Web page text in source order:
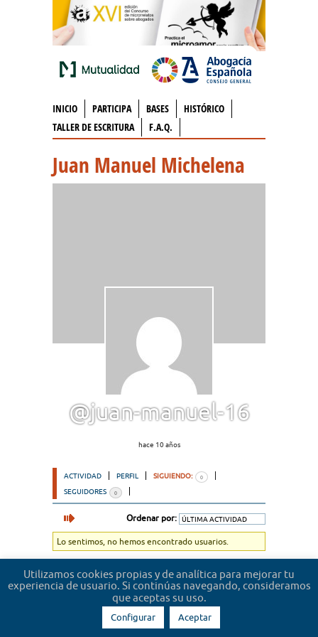
INICIO PARTICIPA BASES
HISTÓRICO
TALLER DE ESCRITURA
F.A.Q.
Juan Manuel Michelena
@juan-manuel-16
hace 10 años
ACTIVIDAD PERFIL SIGUIENDO: 0
SEGUIDORES 0
Ordenar por:
Lo sentimos, no hemos encontrado usuarios.
Utilizamos cookies propias y de analítica para mejorar tu
experiencia de usuario. Si continúas navegando, consideramos
que aceptas su uso.
Configurar Aceptar